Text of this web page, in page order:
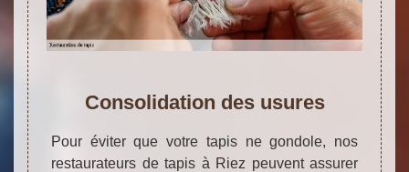
Consolidation des usures
Pour éviter que votre tapis ne gondole, nos
restaurateurs de tapis à Riez peuvent assurer